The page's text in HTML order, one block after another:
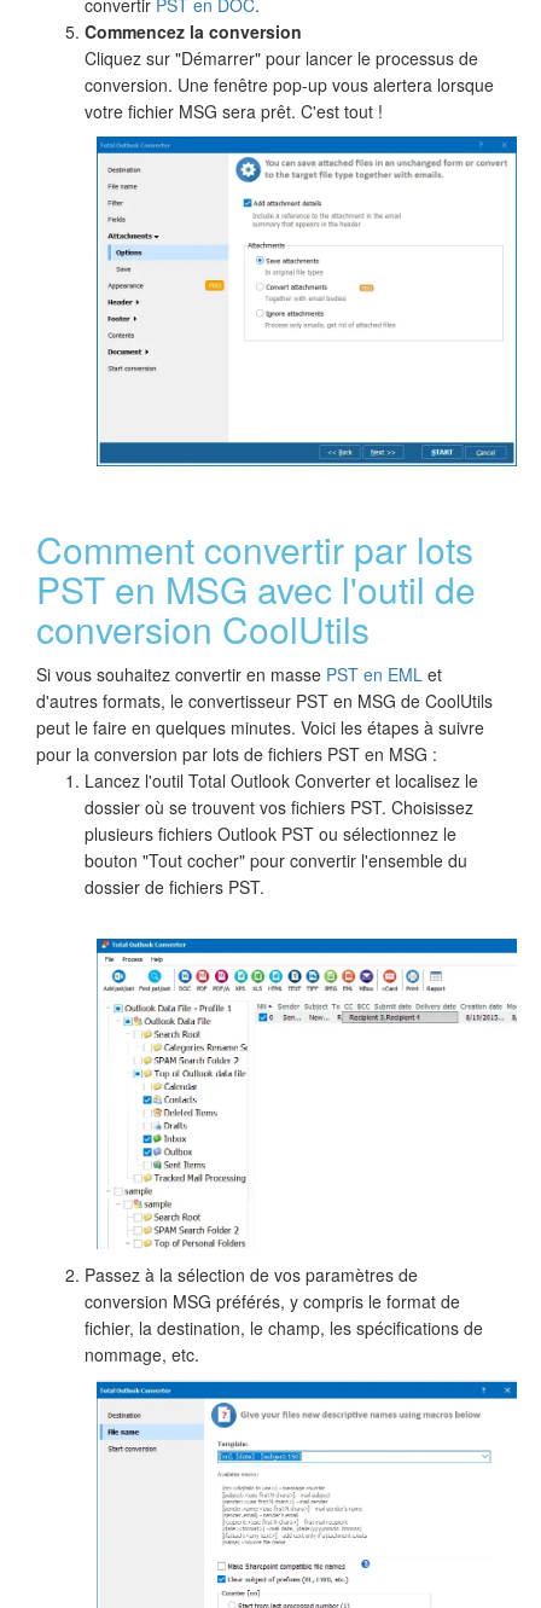
convertir PST en DOC.
Commencez la conversion
Cliquez sur "Démarrer" pour lancer le processus de
conversion. Une fenêtre pop-up vous alertera lorsque
votre fichier MSG sera prêt. C'est tout !
Comment convertir par lots
PST en MSG avec l'outil de
conversion CoolUtils
Si vous souhaitez convertir en masse PST en EML et
d'autres formats, le convertisseur PST en MSG de CoolUtils
peut le faire en quelques minutes. Voici les étapes à suivre
pour la conversion par lots de fichiers PST en MSG :
Lancez l'outil Total Outlook Converter et localisez le
dossier où se trouvent vos fichiers PST. Choisissez
plusieurs fichiers Outlook PST ou sélectionnez le
bouton "Tout cocher" pour convertir l'ensemble du
dossier de fichiers PST.
Passez à la sélection de vos paramètres de
conversion MSG préférés, y compris le format de
fichier, la destination, le champ, les spécifications de
nommage, etc.